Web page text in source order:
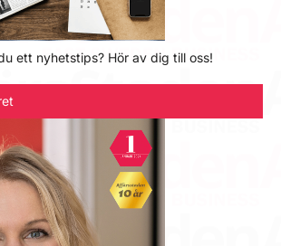
ett nyhetstips? Hör av dig till oss!